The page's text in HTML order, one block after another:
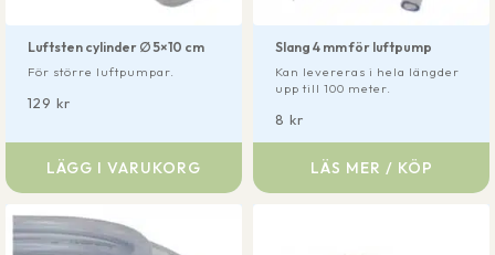
Luftsten cylinder ∅ 5×10 cm
129 kr
För större luftpumpar.
LÄGG I VARUKORG
Slang 4 mm för luftpump
8 kr
Kan levereras i hela längder
upp till 100 meter.
LÄS MER / KÖP